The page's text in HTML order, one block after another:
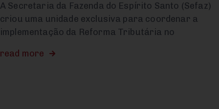
A Secretaria da Fazenda do Espírito Santo (Sefaz)
criou uma unidade exclusiva para coordenar a
implementação da Reforma Tributária no
read more